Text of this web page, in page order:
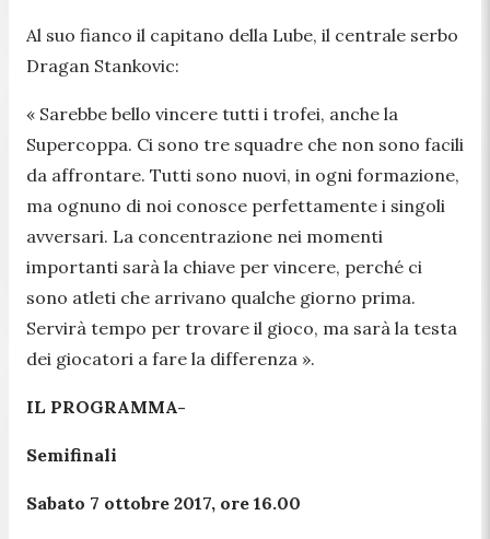
Al suo fianco il capitano della Lube, il centrale serbo
Dragan Stankovic:
« Sarebbe bello vincere tutti i trofei, anche la
Supercoppa. Ci sono tre squadre che non sono facili
da affrontare. Tutti sono nuovi, in ogni formazione,
ma ognuno di noi conosce perfettamente i singoli
avversari. La concentrazione nei momenti
importanti sarà la chiave per vincere, perché ci
sono atleti che arrivano qualche giorno prima.
Servirà tempo per trovare il gioco, ma sarà la testa
dei giocatori a fare la differenza ».
IL PROGRAMMA-
Semifinali
Sabato 7 ottobre 2017, ore 16.00